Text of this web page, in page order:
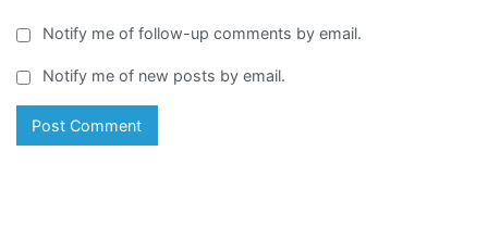
Notify me of follow-up comments by email.
Notify me of new posts by email.